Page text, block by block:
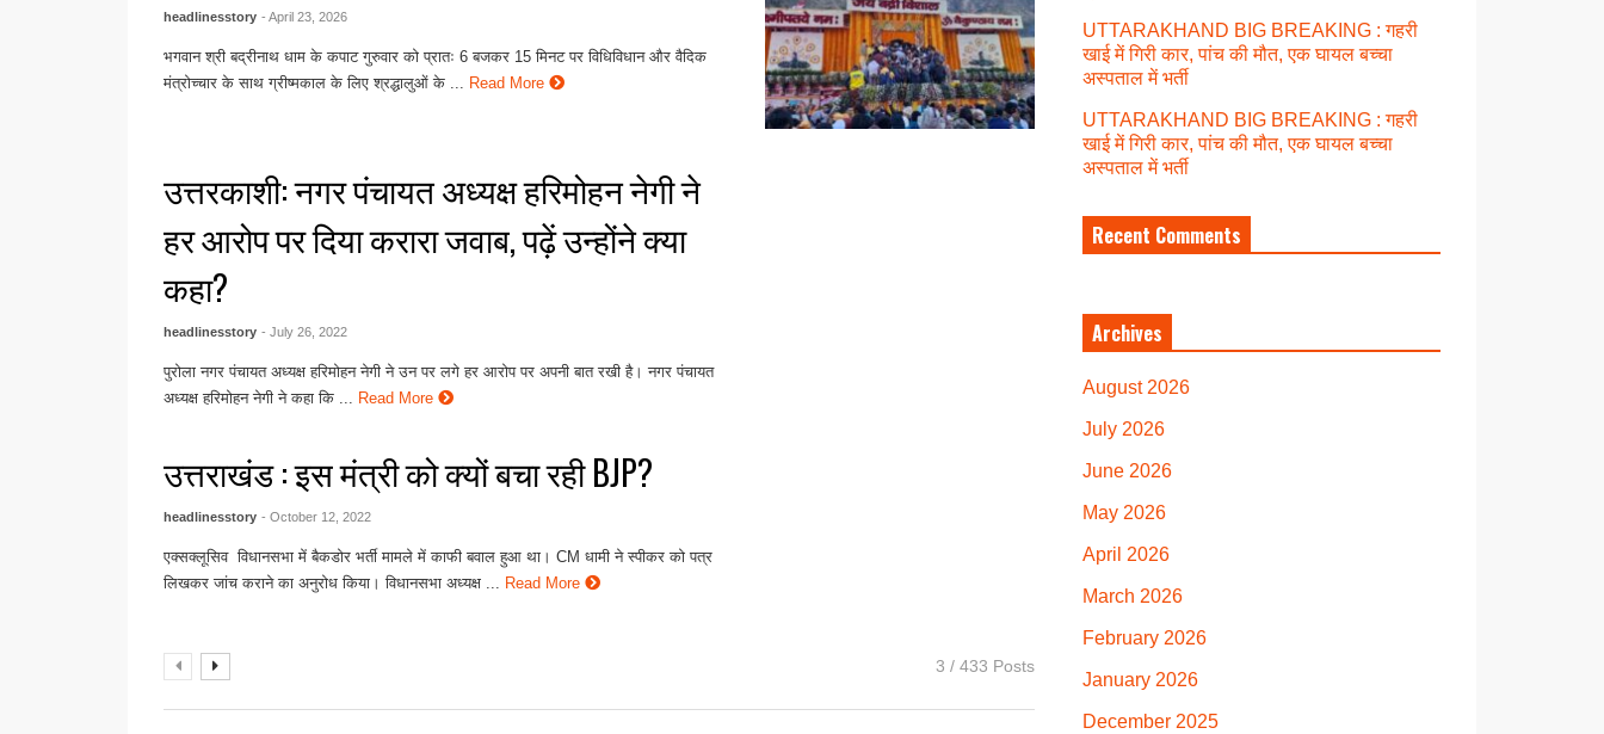
headlinesstory - April 23, 2026
भगवान श्री बद्रीनाथ धाम के कपाट गुरुवार को प्रातः 6 बजकर 15 मिनट पर विधिविधान और वैदिक
मंत्रोच्चार के साथ ग्रीष्मकाल के लिए श्रद्धालुओं के ... Read More
उत्तरकाशी: नगर पंचायत अध्यक्ष हरिमोहन नेगी ने
हर आरोप पर दिया करारा जवाब, पढ़ें उन्होंने क्या
कहा?
headlinesstory - July 26, 2022
पुरोला नगर पंचायत अध्यक्ष हरिमोहन नेगी ने उन पर लगे हर आरोप पर अपनी बात रखी है। नगर पंचायत
अध्यक्ष हरिमोहन नेगी ने कहा कि ...
Read More
उत्तराखंड : इस मंत्री को क्यों बचा रही BJP?
headlinesstory - October 12, 2022
एक्सक्लूसिव विधानसभा में बैकडोर भर्ती मामले में काफी बवाल हुआ था। CM धामी ने स्पीकर को पत्र
लिखकर जांच कराने का अनुरोध किया। विधानसभा अध्यक्ष ...
Read More
3 / 433 Posts
UTTARAKHAND BIG BREAKING : गहरी
खाई में गिरी कार, पांच की मौत, एक घायल बच्चा
अस्पताल में भर्ती
UTTARAKHAND BIG BREAKING : गहरी
खाई में गिरी कार, पांच की मौत, एक घायल बच्चा
अस्पताल में भर्ती
Recent Comments
Archives
August 2026
July 2026
June 2026
May 2026
April 2026
March 2026
February 2026
January 2026
December 2025